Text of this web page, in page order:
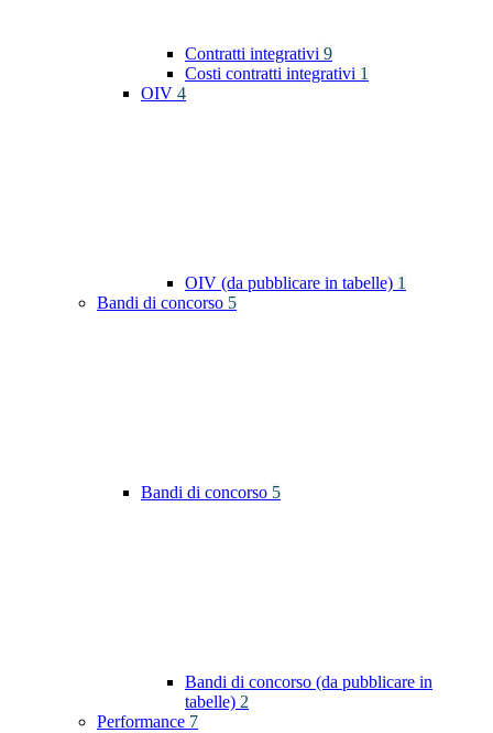
Contratti integrativi 9
Costi contratti integrativi 1
OIV 4
OIV (da pubblicare in tabelle) 1
Bandi di concorso 5
Bandi di concorso 5
Bandi di concorso (da pubblicare in
tabelle) 2
Performance 7